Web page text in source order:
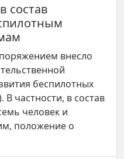
состав
внесло
беспилотных
частности, в состав
человек и
положение о